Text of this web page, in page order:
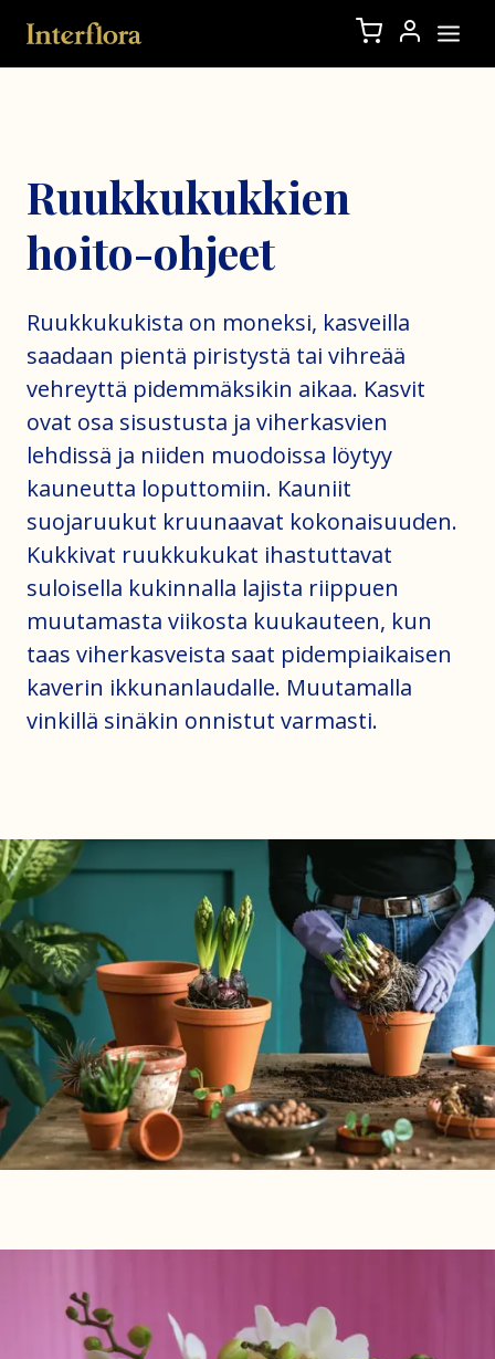
Ruukkukukkien
hoito-ohjeet
Ruukkukukista on moneksi, kasveilla
saadaan pientä piristystä tai vihreää
vehreyttä pidemmäksikin aikaa. Kasvit
ovat osa sisustusta ja viherkasvien
lehdissä ja niiden muodoissa löytyy
kauneutta loputtomiin. Kauniit
suojaruukut kruunaavat kokonaisuuden.
Kukkivat ruukkukukat ihastuttavat
suloisella kukinnalla lajista riippuen
muutamasta viikosta kuukauteen, kun
taas viherkasveista saat pidempiaikaisen
kaverin ikkunanlaudalle. Muutamalla
vinkillä sinäkin onnistut varmasti.